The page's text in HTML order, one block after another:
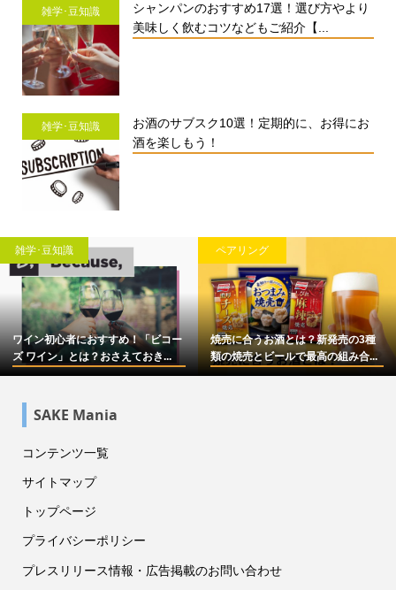
雑学･豆知識
シャンパンのおすすめ17選！選び方やより
美味しく飲むコツなどもご紹介【...
雑学･豆知識
お酒のサブスク10選！定期的に、お得にお
酒を楽しもう！
雑学･豆知識
ワイン初心者におすすめ！「ビコー
ズ ワイン」とは？おさえておき...
ペアリング
焼売に合うお酒とは？新発売の3種
類の焼売とビールで最高の組み合...
SAKE Mania
コンテンツ一覧
サイトマップ
トップページ
プライバシーポリシー
プレスリリース情報・広告掲載のお問い合わせ